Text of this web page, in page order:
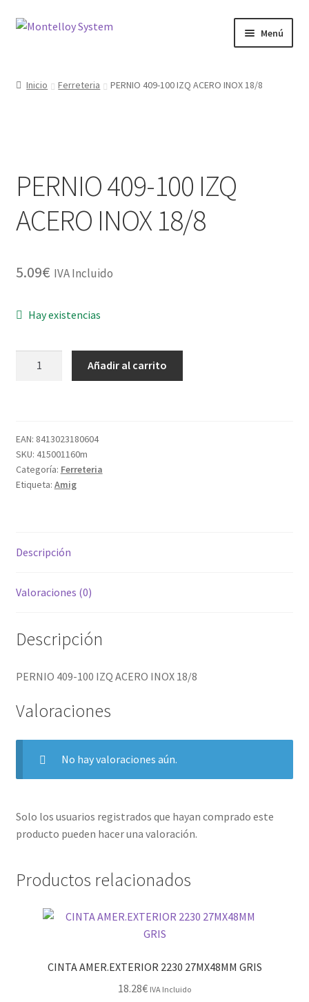
Ir
Ir
Menú
Maquinaria
Protección Laboral
Inicio Ferreteria PERNIO 409-100 IZQ ACERO INOX 18/8
PERNIO 409-100 IZQ
ACERO INOX 18/8
5.09€ IVA Incluido
Hay existencias
INOX
18/8
cantidad
Añadir al carrito
EAN: 8413023180604
SKU: 415001160m
Categoría: Ferreteria
Etiqueta: Amig
Descripción
Valoraciones (0)
Descripción
PERNIO 409-100 IZQ ACERO INOX 18/8
Valoraciones
No hay valoraciones aún.
Solo los usuarios registrados que hayan comprado este
producto pueden hacer una valoración.
Productos relacionados
CINTA AMER.EXTERIOR 2230 27MX48MM GRIS
18.28€ IVA Incluido